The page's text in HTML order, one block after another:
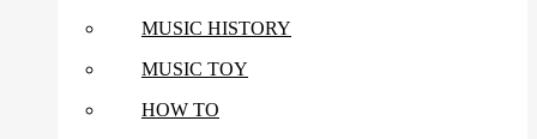
MUSIC HISTORY
MUSIC TOY
HOW TO